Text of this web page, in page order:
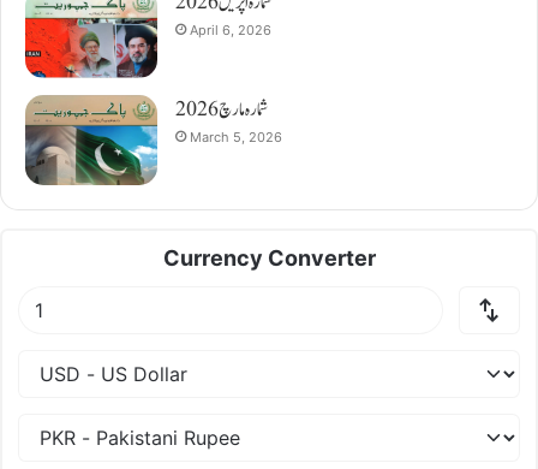
April 6, 2026
شمارہ مارچ 2026
March 5, 2026
Currency Converter